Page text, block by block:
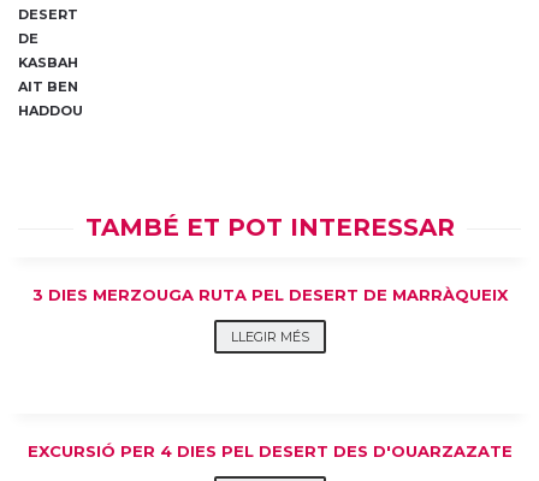
TAMBÉ ET POT INTERESSAR
3 DIES MERZOUGA RUTA PEL DESERT DE MARRÀQUEIX
LLEGIR MÉS
EXCURSIÓ PER 4 DIES PEL DESERT DES D'OUARZAZATE